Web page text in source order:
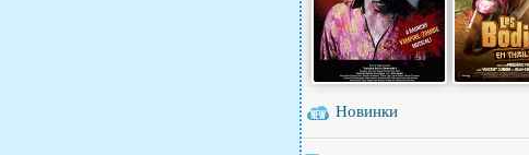
Новинки